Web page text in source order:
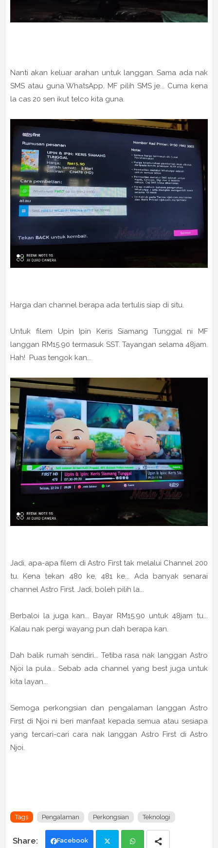
Nanti akan keluar arahan untuk langgan. Sama ada nak
SMS atau guna WhatsApp. MF pilih SMS je... Cuma kena
la cas 20 sen ikut telco kita guna.
Harga dan channel berapa ada tertulis siap di situ.
Untuk filem Upin Ipin Keris Siamang Tunggal ni MF
langgan RM15.90 termasuk SST. Tayangan selama 48jam.
Hah! Puas tengok kan...
Jadi, apa-apa filem di Astro First tak melalui Channel 200
tu. Kena tekan 480 ke, 481 ke... Ada banyak senarai
channel Astro First. Jadi, boleh pilih la...
Berbaloi la juga kan... Bayar RM15.90 untuk 48jam tu...
Kalau nak pergi wayang pun dah berapa kan.
Dah balik rumah sendiri... Tetiba rasa nak langgan Astro
Njoi la pula... Sebab ada channel yang best juga untuk
kita layan...
Semoga perkongsian dan pengalaman langgan Astro
First di Njoi ni beri manfaat kepada semua atau sesiapa
yang tercari-cari cara nak langgan Astro First di Astro
Njoi.
Tags Pengalaman Perkongsian Teknologi
Facebook